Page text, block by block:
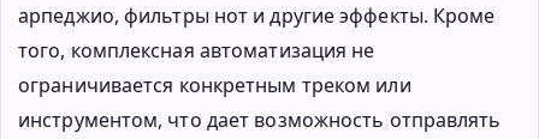
арпеджио, фильтры нот и другие эффекты. Кроме
того, комплексная автоматизация не
ограничивается конкретным треком или
инструментом, что дает возможность отправлять